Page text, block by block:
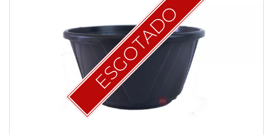
ESGOTADO